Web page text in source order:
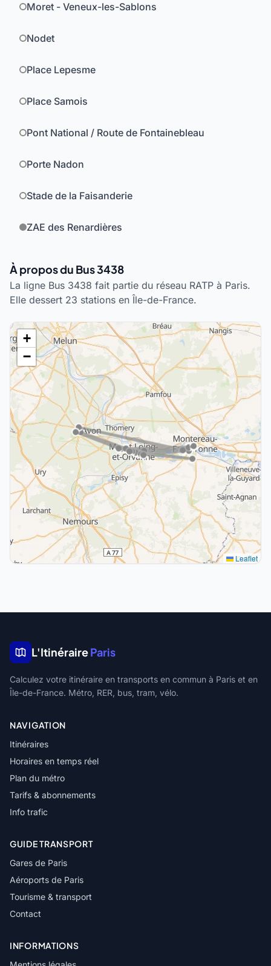
Moret - Veneux-les-Sablons
Nodet
Place Lepesme
Place Samois
Pont National / Route de Fontainebleau
Porte Nadon
Stade de la Faisanderie
ZAE des Renardières
À propos du Bus 3438
La ligne Bus 3438 fait partie du réseau RATP à Paris.
Elle dessert 23 stations en Île-de-France.
+
−
Leaflet
L'ItinéraireParis
Calculez votre itinéraire en transports en commun à Paris et en
Île-de-France. Métro, RER, bus, tram, vélo.
NAVIGATION
Itinéraires
Horaires en temps réel
Plan du métro
Tarifs & abonnements
Info trafic
GUIDE TRANSPORT
Gares de Paris
Aéroports de Paris
Tourisme & transport
Contact
INFORMATIONS